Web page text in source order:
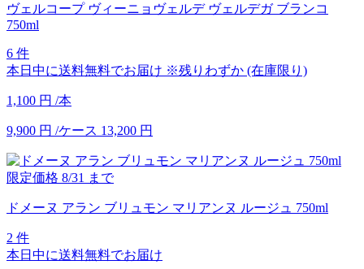
ヴェルコープ ヴィーニョヴェルデ ヴェルデガ ブランコ
750ml
6 件
本日中に送料無料でお届け ※残りわずか (在庫限り)
1,100 円 /本
9,900 円 /ケース 13,200 円
限定価格 8/31 まで
ドメーヌ アラン ブリュモン マリアンヌ ルージュ 750ml
2 件
本日中に送料無料でお届け